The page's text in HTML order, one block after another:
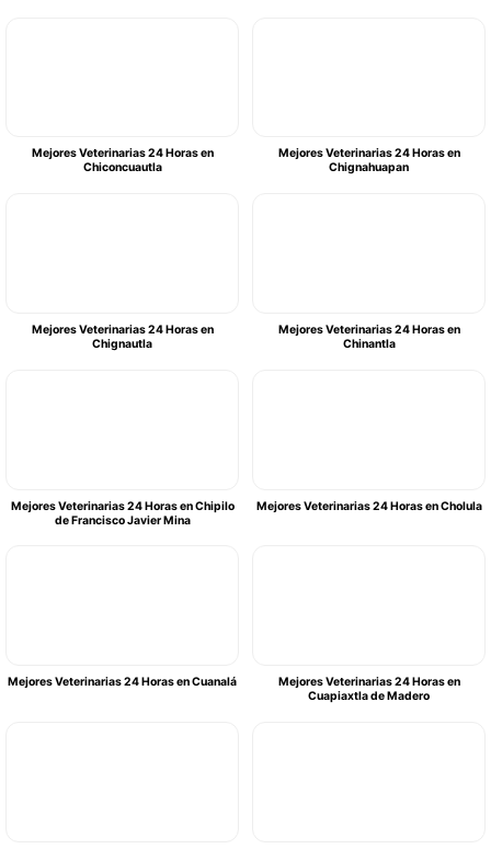
Mejores Veterinarias 24 Horas en
Chiconcuautla
Mejores Veterinarias 24 Horas en
Chignahuapan
Mejores Veterinarias 24 Horas en
Chignautla
Mejores Veterinarias 24 Horas en
Chinantla
Mejores Veterinarias 24 Horas en Chipilo
de Francisco Javier Mina
Mejores Veterinarias 24 Horas en Cholula
Mejores Veterinarias 24 Horas en Cuanalá
Mejores Veterinarias 24 Horas en
Cuapiaxtla de Madero